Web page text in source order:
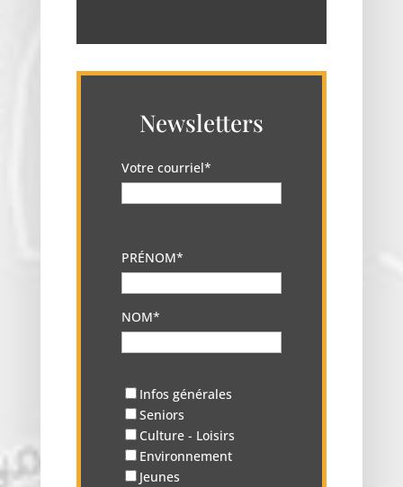
Newsletters
Votre courriel*
PRÉNOM*
NOM*
Infos générales
Seniors
Culture - Loisirs
Environnement
Jeunes